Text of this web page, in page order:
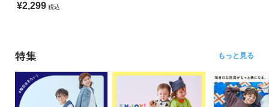
ンソール付き）
¥2,299 税込
特集 もっと見る